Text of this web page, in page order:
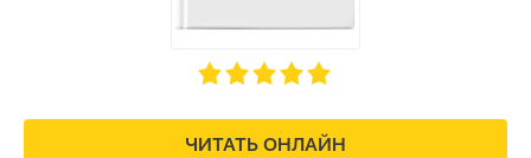
ЧИТАТЬ ОНЛАЙН